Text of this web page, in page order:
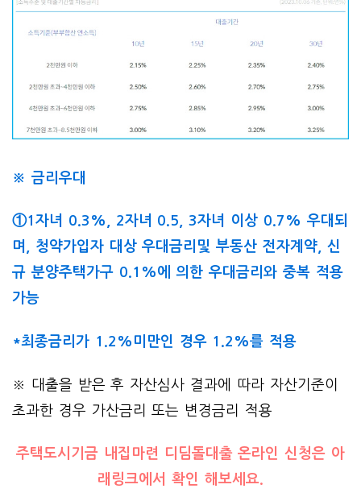
※ 금리우대
①1자녀 0.3%, 2자녀 0.5, 3자녀 이상 0.7% 우대되
며, 청약가입자 대상 우대금리및 부동산 전자계약, 신
규 분양주택가구 0.1%에 의한 우대금리와 중복 적용
가능
*최종금리가 1.2%미만인 경우 1.2%를 적용
※ 대출을 받은 후 자산심사 결과에 따라 자산기준이
초과한 경우 가산금리 또는 변경금리 적용
주택도시기금 내집마련 디딤돌대출 온라인 신청은 아
래링크에서 확인 해보세요.